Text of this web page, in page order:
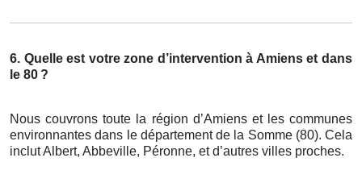
6. Quelle est votre zone d’intervention à Amiens et dans
le 80 ?
Nous couvrons toute la région d’Amiens et les communes
environnantes dans le département de la Somme (80). Cela
inclut Albert, Abbeville, Péronne, et d’autres villes proches.